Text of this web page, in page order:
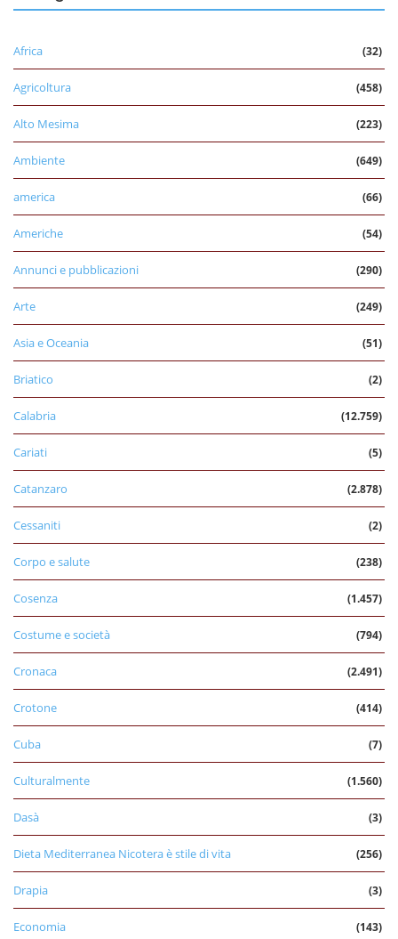
Africa (32)
Agricoltura (458)
Alto Mesima (223)
Ambiente (649)
america (66)
Americhe (54)
Annunci e pubblicazioni (290)
Arte (249)
Asia e Oceania (51)
Briatico (2)
Calabria (12.759)
Cariati (5)
Catanzaro (2.878)
Cessaniti (2)
Corpo e salute (238)
Cosenza (1.457)
Costume e società (794)
Cronaca (2.491)
Crotone (414)
Cuba (7)
Culturalmente (1.560)
Dasà (3)
Dieta Mediterranea Nicotera è stile di vita (256)
Drapia (3)
Economia (143)